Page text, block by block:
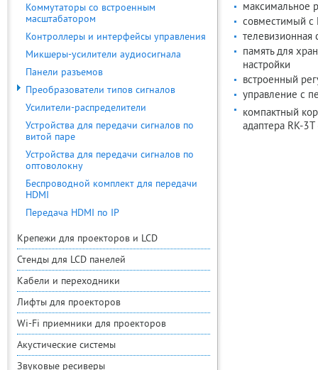
Коммутаторы со встроенным
масштабатором
Контроллеры и интерфейсы управления
Микшеры-усилители аудиосигнала
Панели разъемов
Преобразователи типов сигналов
Усилители-распределители
Устройства для передачи сигналов по
витой паре
Устройства для передачи сигналов по
оптоволокну
Беспроводной комплект для передачи
HDMI
Передача HDMI по IP
Крепежи для проекторов и LCD
Стенды для LCD панелей
Кабели и переходники
Лифты для проекторов
Wi-Fi приемники для проекторов
Акустические системы
Звуковые ресиверы
максимальное
совместимый с
телевизионная
память для
настройки
встроенный
управление с
компактный
адаптера RK-